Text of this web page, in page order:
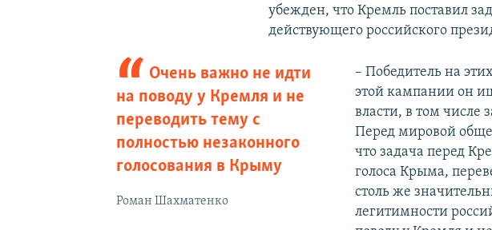
убежден, что Кремль поставил
действующего российского
Очень важно не идти
на поводу у Кремля и не
переводить тему с
полностью незаконного
голосования в Крыму
Роман Шахматенко
– Победитель на
этой кампании он
власти, в том числе
Перед мировой
что задача перед
голоса Крыма,
столь же
легитимности